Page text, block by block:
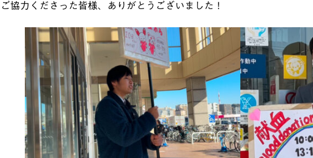
ご協力くださった皆様、ありがとうございました！